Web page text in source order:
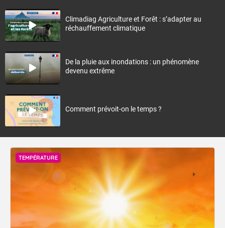
Climadiag Agriculture et Forêt : s’adapter au
réchauffement climatique
De la pluie aux inondations : un phénomène
devenu extrême
Comment prévoit-on le temps ?
TEMPÉRATURE